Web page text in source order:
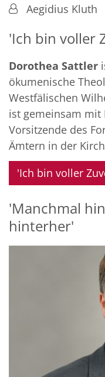
Von:Aegidius Kluth
'Ich bin voller
Dorothea Sattler
ökumenische
Westfälischen
ist gemeinsam mit
Vorsitzende des
Ämtern in der
'Ich bin voller
'Manchmal
hinterher'